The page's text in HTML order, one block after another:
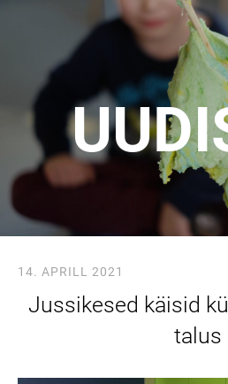
14. APRILL 2021
Jussikesed käisid
talus